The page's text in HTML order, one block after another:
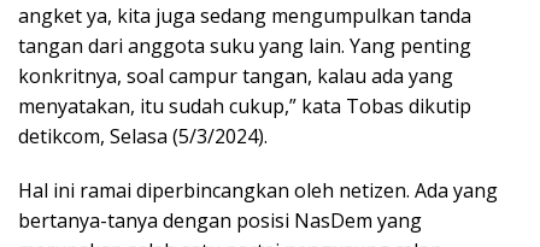
angket ya, kita juga sedang mengumpulkan tanda
tangan dari anggota suku yang lain. Yang penting
konkritnya, soal campur tangan, kalau ada yang
menyatakan, itu sudah cukup,” kata Tobas dikutip
detikcom, Selasa (5/3/2024).
Hal ini ramai diperbincangkan oleh netizen. Ada yang
bertanya-tanya dengan posisi NasDem yang